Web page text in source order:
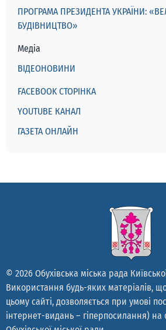
ПРОГРАМА ПРЕЗИДЕНТА УКРАЇНИ:
БУДІВНИЦТВО»
Медіа
ВІДЕОНОВИНИ
FACEBOOK СТОРІНКА
YOUTUBE КАНАЛ
ГАЗЕТА ОНЛАЙН
© 2026 Обухівська міська рада
Використання будь-яких матеріалів,
цьому сайті, дозволяється при умові
інтернет-видань – гіперпосилання) на